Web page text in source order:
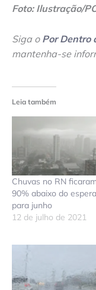
Foto: Ilustração/
Siga o Por Dentro
mantenha-se
Leia também
Chuvas no RN
90% abaixo do
para junho
12 de julho de 2021